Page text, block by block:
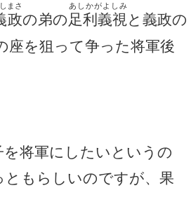
政
まさ
の弟の 足利義視
あしかがよしみ
と義政の
座を狙って争った将軍後
将軍にしたいというの
もらしいのですが、果